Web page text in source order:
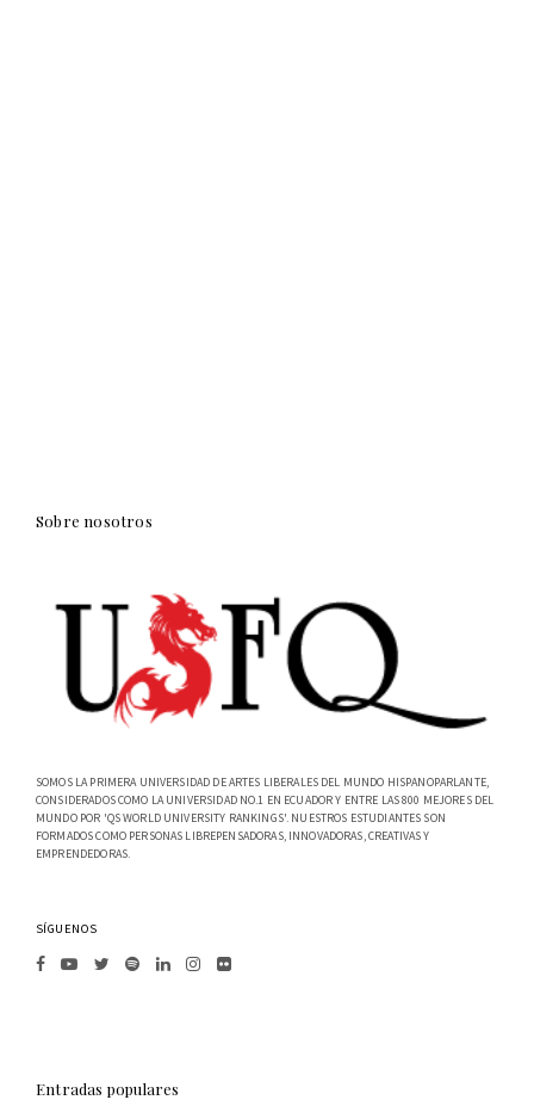
Sobre nosotros
SOMOS LA PRIMERA UNIVERSIDAD DE ARTES LIBERALES DEL MUNDO HISPANOPARLANTE,
CONSIDERADOS COMO LA UNIVERSIDAD NO.1 EN ECUADOR Y ENTRE LAS 800 MEJORES DEL
MUNDO POR 'QS WORLD UNIVERSITY RANKINGS'. NUESTROS ESTUDIANTES SON
FORMADOS COMO PERSONAS LIBREPENSADORAS, INNOVADORAS, CREATIVAS Y
EMPRENDEDORAS.
SÍGUENOS
Entradas populares